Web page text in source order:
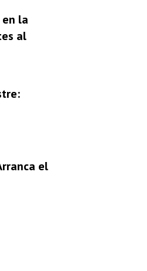
la
al
el